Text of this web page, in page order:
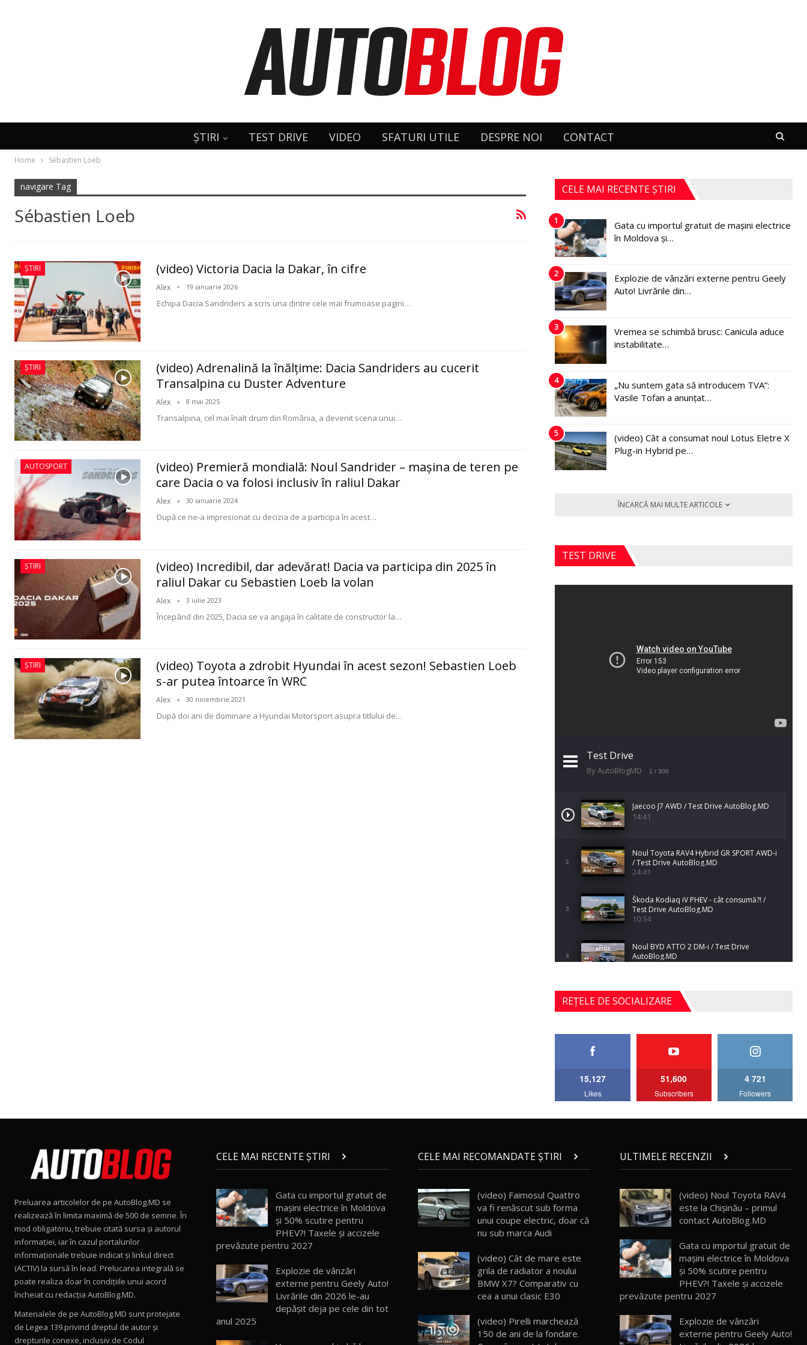
ȘTIRI TEST DRIVE VIDEO SFATURI UTILE DESPRE NOI CONTACT
Home Sébastien Loeb
navigare Tag
Sébastien Loeb
ȘTIRI (video) Victoria Dacia la Dakar, în cifre
Alex 19 ianuarie 2026
Echipa Dacia Sandriders a scris una dintre cele mai frumoase pagini…
ȘTIRI
(video) Adrenalină la înălțime: Dacia Sandriders au cucerit
Transalpina cu Duster Adventure
Alex 8 mai 2025
Transalpina, cel mai înalt drum din România, a devenit scena unui…
AUTOSPORT
(video) Premieră mondială: Noul Sandrider – mașina de teren pe
care Dacia o va folosi inclusiv în raliul Dakar
Alex 30 ianuarie 2024
După ce ne-a impresionat cu decizia de a participa în acest…
ȘTIRI
(video) Incredibil, dar adevărat! Dacia va participa din 2025 în
raliul Dakar cu Sebastien Loeb la volan
Alex 3 iulie 2023
Începând din 2025, Dacia se va angaja în calitate de constructor la…
ȘTIRI
(video) Toyota a zdrobit Hyundai în acest sezon! Sebastien Loeb
s-ar putea întoarce în WRC
Alex 30 noiembrie 2021
După doi ani de dominare a Hyundai Motorsport asupra titlului de…
CELE MAI RECENTE ȘTIRI
1
Gata cu importul gratuit de mașini electrice
în Moldova și…
2
Explozie de vânzări externe pentru Geely
Auto! Livrările din…
3
Vremea se schimbă brusc: Canicula aduce
instabilitate…
4
„Nu suntem gata să introducem TVA”:
Vasile Tofan a anunțat…
5
(video) Cât a consumat noul Lotus Eletre X
Plug-in Hybrid pe…
ÎNCARCĂ MAI MULTE ARTICOLE
TEST DRIVE
Test Drive
By AutoBlogMD 1 / 300
Jaecoo J7 AWD / Test Drive AutoBlog.MD
14:41
2
Noul Toyota RAV4 Hybrid GR SPORT AWD-i
/ Test Drive AutoBlog.MD
24:41
3
Škoda Kodiaq iV PHEV - cât consumă?! /
Test Drive AutoBlog.MD
10:34
4
Noul BYD ATTO 2 DM-i / Test Drive
AutoBlog.MD
5
Noul Mercedes-Benz S-Class facelift (S 580
4MATIC V223) / Test Drive AutoBlog.MD
27:33
AutoBlog.MD
15:08
15:22
Mercedes-AMG E 53 HYBRID 4MATIC+ /
Test Drive AutoBlog.MD
16:27
11
Noul Volvo ES90 / Test Drive AutoBlog.MD
Noul MG HS / Test Drive AutoBlog.MD
16:48
REȚELE DE SOCIALIZARE
15,127
Likes
51,600
Subscribers
4 721
Followers
Preluarea articolelor de pe AutoBlog.MD se
realizează în limita maximă de 500 de semne. În
mod obligatoriu, trebuie citată sursa și autorul
informației, iar în cazul portalurilor
informaționale trebuie indicat și linkul direct
(ACTIV) la sursă în lead. Prelucarea integrală se
poate realiza doar în condițiile unui acord
încheiat cu redacţia AutoBlog.MD.
Materialele de pe AutoBlog.MD sunt protejate
de Legea 139 privind dreptul de autor și
drepturile conexe, inclusiv de Codul
CELE MAI RECENTE ȘTIRI
Gata cu importul gratuit de
mașini electrice în Moldova
și 50% scutire pentru
PHEV?! Taxele și accizele
prevăzute pentru 2027
Explozie de vânzări
externe pentru Geely Auto!
Livrările din 2026 le-au
depășit deja pe cele din tot
anul 2025
CELE MAI RECOMANDATE ȘTIRI
(video) Faimosul Quattro
va fi renăscut sub forma
unui coupe electric, doar că
nu sub marca Audi
(video) Cât de mare este
grila de radiator a noului
BMW X7? Comparativ cu
cea a unui clasic E30
(video) Pirelli marchează
150 de ani de la fondare.
ULTIMELE RECENZII
(video) Noul Toyota RAV4
este la Chișinău – primul
contact AutoBlog.MD
Gata cu importul gratuit de
mașini electrice în Moldova
și 50% scutire pentru
PHEV?! Taxele și accizele
prevăzute pentru 2027
Explozie de vânzări
externe pentru Geely Auto!